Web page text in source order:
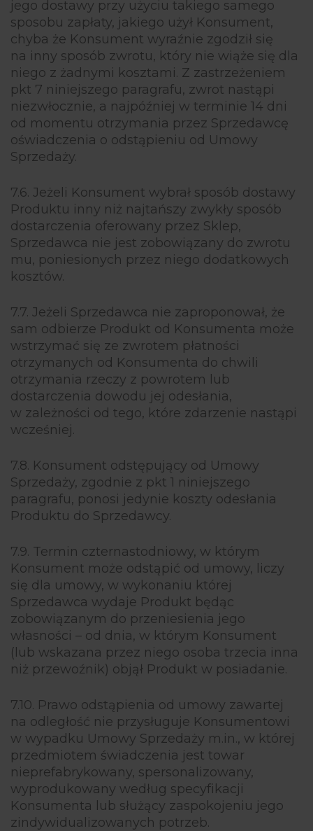
jego dostawy przy użyciu takiego samego
sposobu zapłaty, jakiego użył Konsument,
chyba że Konsument wyraźnie zgodził się
na inny sposób zwrotu, który nie wiąże się dla
niego z żadnymi kosztami. Z zastrzeżeniem
pkt 7 niniejszego paragrafu, zwrot nastąpi
niezwłocznie, a najpóźniej w terminie 14 dni
od momentu otrzymania przez Sprzedawcę
oświadczenia o odstąpieniu od Umowy
Sprzedaży.
7.6. Jeżeli Konsument wybrał sposób dostawy
Produktu inny niż najtańszy zwykły sposób
dostarczenia oferowany przez Sklep,
Sprzedawca nie jest zobowiązany do zwrotu
mu, poniesionych przez niego dodatkowych
kosztów.
7.7. Jeżeli Sprzedawca nie zaproponował, że
sam odbierze Produkt od Konsumenta może
wstrzymać się ze zwrotem płatności
otrzymanych od Konsumenta do chwili
otrzymania rzeczy z powrotem lub
dostarczenia dowodu jej odesłania,
w zależności od tego, które zdarzenie nastąpi
wcześniej.
7.8. Konsument odstępujący od Umowy
Sprzedaży, zgodnie z pkt 1 niniejszego
paragrafu, ponosi jedynie koszty odesłania
Produktu do Sprzedawcy.
7.9. Termin czternastodniowy, w którym
Konsument może odstąpić od umowy, liczy
się dla umowy, w wykonaniu której
Sprzedawca wydaje Produkt będąc
zobowiązanym do przeniesienia jego
własności – od dnia, w którym Konsument
(lub wskazana przez niego osoba trzecia inna
niż przewoźnik) objął Produkt w posiadanie.
7.10. Prawo odstąpienia od umowy zawartej
na odległość nie przysługuje Konsumentowi
w wypadku Umowy Sprzedaży m.in., w której
przedmiotem świadczenia jest towar
nieprefabrykowany, spersonalizowany,
wyprodukowany według specyfikacji
Konsumenta lub służący zaspokojeniu jego
zindywidualizowanych potrzeb.